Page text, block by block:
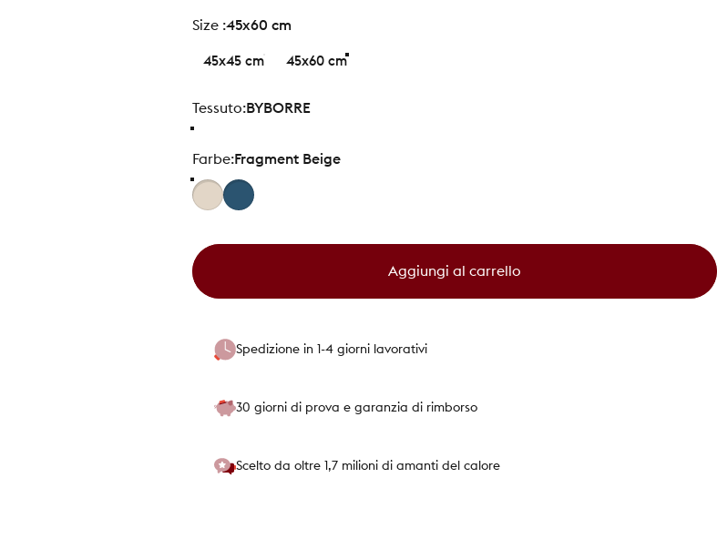
size
Size :45x60 cm
45x45 cm 45x60 cm
Tessuto
Tessuto:BYBORRE
Farbe
Farbe:Fragment Beige
Aggiungi al carrello
Spedizione in 1-4 giorni lavorativi
30 giorni di prova e garanzia di rimborso
Scelto da oltre 1,7 milioni di amanti del calore